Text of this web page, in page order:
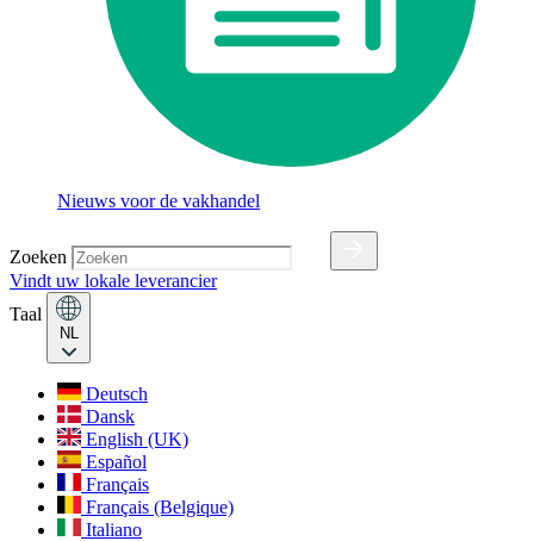
Nieuws voor de vakhandel
Zoeken
Vindt uw lokale leverancier
Taal
NL
Deutsch
Dansk
English (UK)
Español
Français
Français (Belgique)
Italiano